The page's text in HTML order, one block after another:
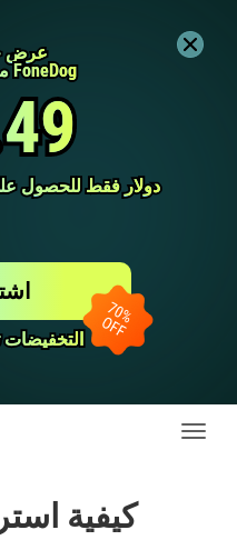
عرض
عرض
مسجل الشاشة FoneDog
مسجل الشاشة FoneDog
دولار فقط للحصول
دولار فقط للحصول
التخفيضات
التخفيضات